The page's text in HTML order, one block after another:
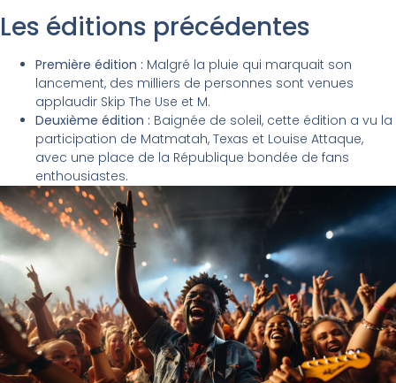
Les éditions précédentes
Première édition : Malgré la pluie qui marquait son
lancement, des milliers de personnes sont venues
applaudir Skip The Use et M.
Deuxième édition : Baignée de soleil, cette édition a vu la
participation de Matmatah, Texas et Louise Attaque,
avec une place de la République bondée de fans
enthousiastes.